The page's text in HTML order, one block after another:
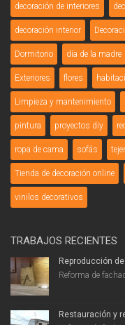
decoración de interiores
decoración interior
Dormitorio día de la madre
Exteriores flores
Limpieza y mantenimiento
pintura proyectos diy
ropa de cama sofás tejer
Tienda de decoración online
vinilos decorativos
TRABAJOS RECIENTES
Reproducción
Reforma de
Restauración y